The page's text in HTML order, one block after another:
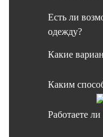
Есть ли
одежду?
Какие
Каким
Работаете